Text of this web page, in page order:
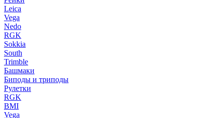
Leica
Vega
Nedo
RGK
Sokkia
South
Trimble
Башмаки
Биподы и триподы
Рулетки
RGK
BMI
Vega